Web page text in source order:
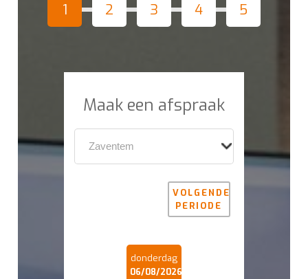
1 2 3 4 5
Maak een afspraak
VOLGENDE
PERIODE
donderdag
06/08/2026